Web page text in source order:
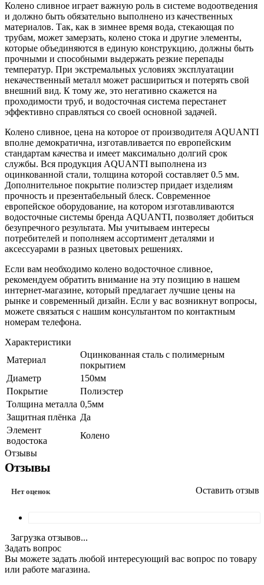
Колено сливное играет важную роль в системе водоотведения
и должно быть обязательно выполнено из качественных
материалов. Так, как в зимнее время вода, стекающая по
трубам, может замерзать, колено стока и другие элементы,
которые объединяются в единую конструкцию, должны быть
прочными и способными выдержать резкие перепады
температур. При экстремальных условиях эксплуатации
некачественный металл может расшириться и потерять свой
внешний вид. К тому же, это негативно скажется на
проходимости труб, и водосточная система перестанет
эффективно справляться со своей основной задачей.
Колено сливное, цена на которое от производителя AQUANTI
вполне демократична, изготавливается по европейским
стандартам качества и имеет максимально долгий срок
службы. Вся продукция AQUANTI выполнена из
оцинкованной стали, толщина которой составляет 0.5 мм.
Дополнительное покрытие полиэстер придает изделиям
прочность и презентабельный блеск. Современное
европейское оборудование, на котором изготавливаются
водосточные системы бренда AQUANTI, позволяет добиться
безупречного результата. Мы учитываем интересы
потребителей и пополняем ассортимент деталями и
аксессуарами в разных цветовых решениях.
Если вам необходимо колено водосточное сливное,
рекомендуем обратить внимание на эту позицию в нашем
интернет-магазине, который предлагает лучшие цены на
рынке и современный дизайн. Если у вас возникнут вопросы,
можете связаться с нашим консультантом по контактным
номерам телефона.
Характеристики
Материал
Оцинкованная сталь с полимерным
покрытием
Диаметр
150мм
Покрытие
Полиэстер
Толщина металла 0,5мм
Защитная плёнка Да
Элемент
водостока
Колено
Отзывы
Отзывы
Нет оценок Оставить отзыв
Загрузка отзывов...
Задать вопрос
Вы можете задать любой интересующий вас вопрос по товару
или работе магазина.